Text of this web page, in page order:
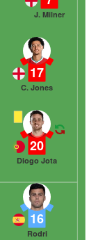
J. Milner
17
C. Jones
20
Diogo Jota
16
Rodri